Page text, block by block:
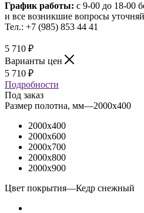
График работы: с 9-00 до 18-00
и все возникшие вопросы
Тел.: +7 (985) 853 44 41
5 710 ₽
Варианты цен
5 710 ₽
Подробности
Под заказ
Размер полотна, мм—2000x400
2000x400
2000x600
2000x700
2000x800
2000x900
Цвет покрытия—Кедр снежный